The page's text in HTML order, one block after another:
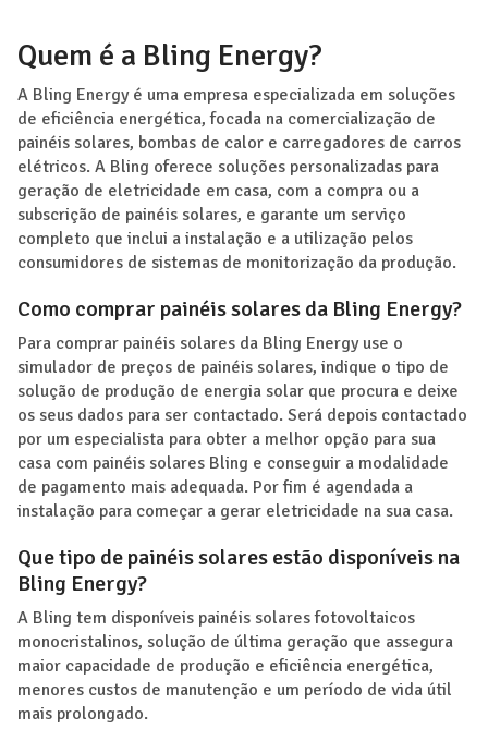
Quem é a Bling Energy?
A Bling Energy é uma empresa especializada em soluções
de eficiência energética, focada na comercialização de
painéis solares, bombas de calor e carregadores de carros
elétricos. A Bling oferece soluções personalizadas para
geração de eletricidade em casa, com a compra ou a
subscrição de painéis solares, e garante um serviço
completo que inclui a instalação e a utilização pelos
consumidores de sistemas de monitorização da produção.
Como comprar painéis solares da Bling Energy?
Para comprar painéis solares da Bling Energy use o
simulador de preços de painéis solares, indique o tipo de
solução de produção de energia solar que procura e deixe
os seus dados para ser contactado. Será depois contactado
por um especialista para obter a melhor opção para sua
casa com painéis solares Bling e conseguir a modalidade
de pagamento mais adequada. Por fim é agendada a
instalação para começar a gerar eletricidade na sua casa.
Que tipo de painéis solares estão disponíveis na
Bling Energy?
A Bling tem disponíveis painéis solares fotovoltaicos
monocristalinos, solução de última geração que assegura
maior capacidade de produção e eficiência energética,
menores custos de manutenção e um período de vida útil
mais prolongado.